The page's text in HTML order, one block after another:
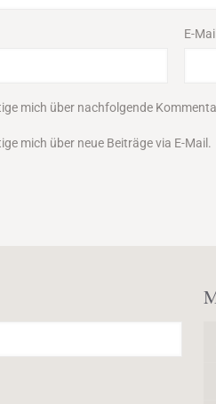
E-
mich über nachfolgende
mich über neue Beiträge via E-Mail.